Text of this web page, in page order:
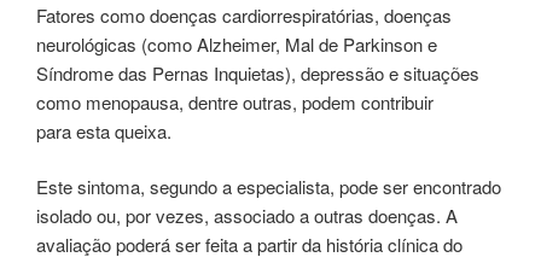
Fatores como doenças cardiorrespiratórias, doenças
neurológicas (como Alzheimer, Mal de Parkinson e
Síndrome das Pernas Inquietas), depressão e situações
como menopausa, dentre outras, podem contribuir
para esta queixa.
Este sintoma, segundo a especialista, pode ser encontrado
isolado ou, por vezes, associado a outras doenças. A
avaliação poderá ser feita a partir da história clínica do